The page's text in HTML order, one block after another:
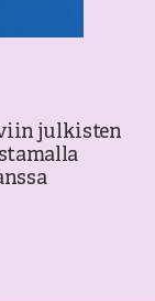
julkisten